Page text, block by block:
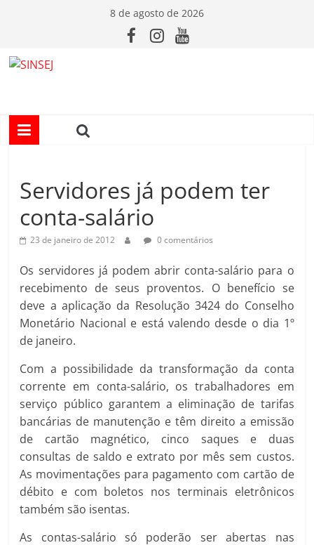
conteúdo
8 de agosto de 2026
I
S
E
Servidores já podem ter
conta-salário
23 de janeiro de 2012 0 comentários
Os servidores já podem abrir conta-salário para o
recebimento de seus proventos. O benefício se
deve a aplicação da Resolução 3424 do Conselho
Monetário Nacional e está valendo desde o dia 1º
de janeiro.
Com a possibilidade da transformação da conta
corrente em conta-salário, os trabalhadores em
serviço público garantem a eliminação de tarifas
bancárias de manutenção e têm direito a emissão
de cartão magnético, cinco saques e duas
consultas de saldo e extrato por mês sem custos.
As movimentações para pagamento com cartão de
débito e com boletos nos terminais eletrônicos
também são isentas.
As contas-salário só poderão ser abertas nas